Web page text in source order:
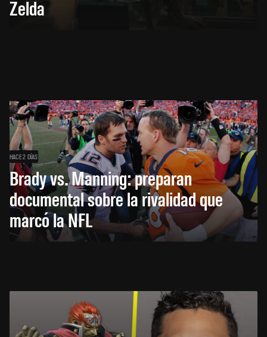
Zelda
HACE 2 DÍAS
Brady vs. Manning: preparan
documental sobre la rivalidad que
marcó la NFL